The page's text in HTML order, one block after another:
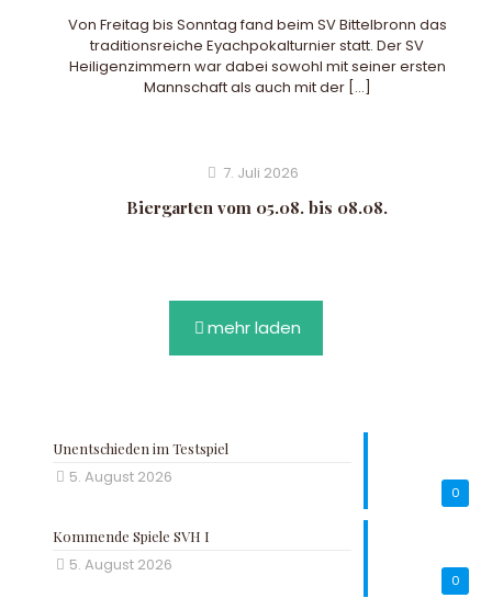
Von Freitag bis Sonntag fand beim SV Bittelbronn das
traditionsreiche Eyachpokalturnier statt. Der SV
Heiligenzimmern war dabei sowohl mit seiner ersten
Mannschaft als auch mit der[…]
7. Juli 2026
Biergarten vom 05.08. bis 08.08.
mehr laden
0
Unentschieden im Testspiel
5. August 2026
0
Kommende Spiele SVH I
5. August 2026